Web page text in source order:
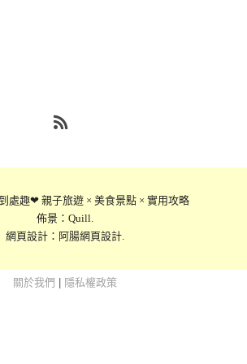
處趣❤ 親子旅遊 × 美食景點 × 實用攻略
佈景： Quill.
網頁設計： 阿腸網頁設計.
關於我們 隱私權政策